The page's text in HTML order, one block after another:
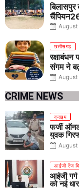
तीनों आयु
August
छत्तीसगढ़
रक्षाबंधन
संगम ने
August
CRIME NEWS
क्राइम
फर्जी
युवक
August
आईजी रेंज
आईजी
को नई धार